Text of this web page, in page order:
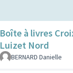
Boîte à livres
Luizet Nord
BERNARD Danielle